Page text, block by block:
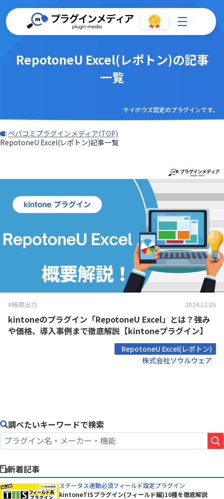
RepotoneU Excel(レポトン)の記事
一覧
サイボウズ認定のプラグインです。
ペパコミプラグインメディア(TOP)
RepotoneU Excel(レポトン)記事一覧
#帳票出力 2024.12.05
kintoneのプラグイン「RepotoneU Excel」とは？強み
や価格、導入事例まで徹底解説【kintoneプラグイン】
RepotoneU Excel(レポトン)
株式会社ソウルウェア
調べたいキーワードで検索
新着記事
ステータス連動必須フィールド設定プラグイン
kintoneTISプラグイン(フィールド編)10種を徹底解説